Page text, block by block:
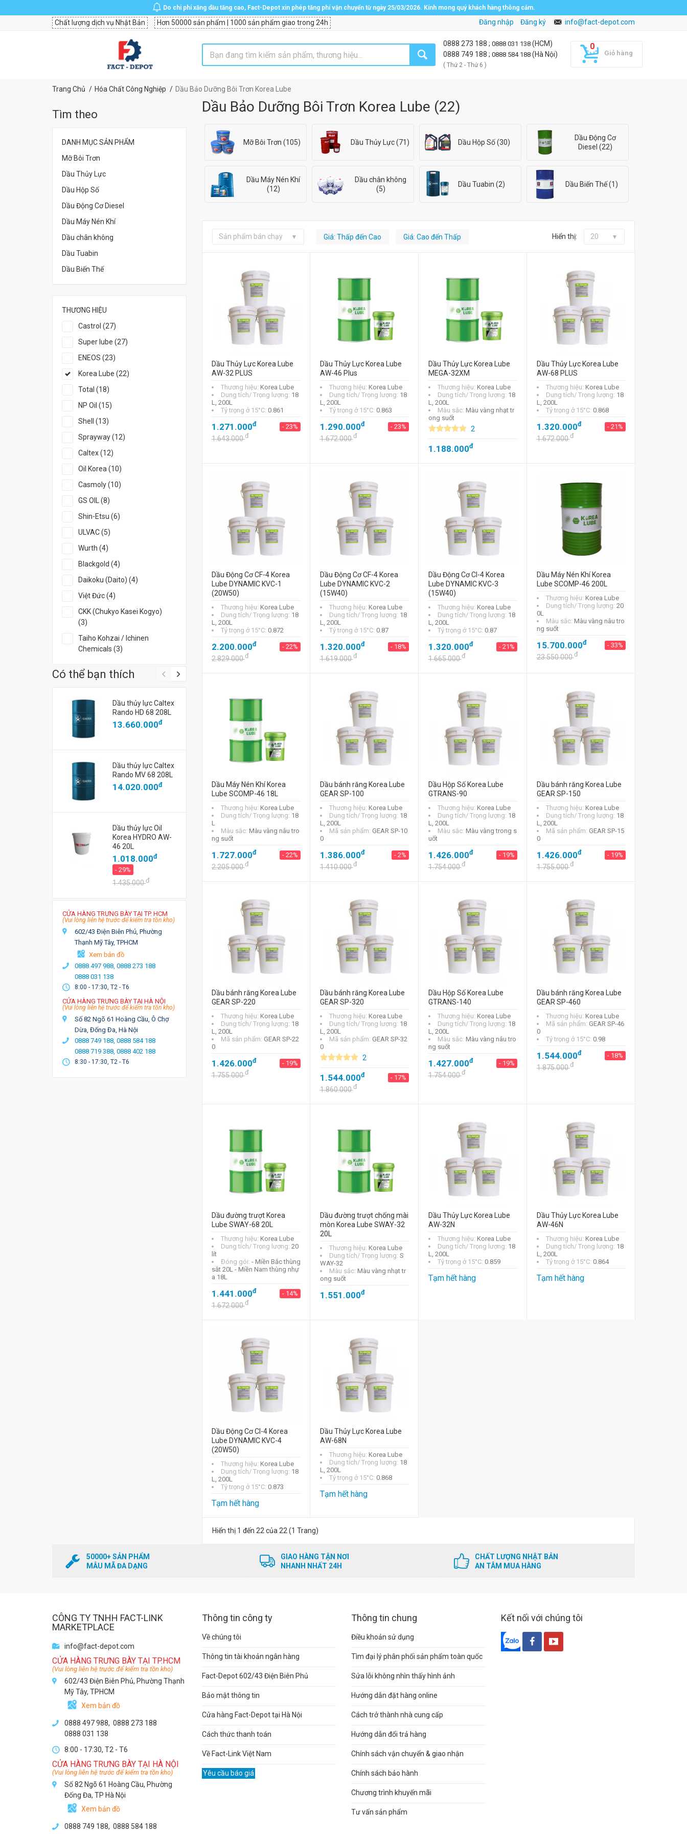
Do chi phí xăng dầu tăng cao, Fact-Depot xin phép tăng phí vận chuyển từ ngày 25/03/2026. Kính mong quý khách hàng thông cảm.
Chất lượng dịch vụ Nhật Bản Hơn 50000 sản phẩm | 1000 sản phẩm giao trong 24h Đăng nhập Đăng ký info@fact-depot.com
Giỏ hàng
0888 273 188 ; 0888 031 138 (HCM)
0888 749 188 ; 0888 584 188 (Hà Nội)
( Thứ 2 - Thứ 6 )
Trang Chủ Hóa Chất Công Nghiệp Dầu Bảo Dưỡng Bôi Trơn Korea Lube
Tìm theo
DANH MỤC SẢN PHẨM
Mỡ Bôi Trơn
Dầu Thủy Lực
Dầu Hộp Số
Dầu Động Cơ Diesel
Dầu Máy Nén Khí
Dầu chân không
Dầu Tuabin
Dầu Biến Thế
THƯƠNG HIỆU
Castrol (27)
Super lube (27)
ENEOS (23)
Korea Lube (22)
Total (18)
NP Oil (15)
Shell (13)
Sprayway (12)
Caltex (12)
Oil Korea (10)
Casmoly (10)
GS OIL (8)
Shin-Etsu (6)
ULVAC (5)
Wurth (4)
Blackgold (4)
Daikoku (Daito) (4)
Việt Đức (4)
CKK (Chukyo Kasei Kogyo)
(3)
Taiho Kohzai / Ichinen
Chemicals (3)
Có thể bạn thích
Dầu thủy lực Caltex
Rando HD 68 208L
13.660.000đ
Dầu thủy lực Caltex
Rando MV 68 208L
14.020.000đ
Dầu thủy lực Oil
Korea HYDRO AW-
46 20L
1.018.000đ
- 29%
1.435.000đ
68 20L
1.073.000
- 29%
1.505.000đ
Dầu thủy lực Oil
Korea HYDRO AW-
46(HV) 20L
1.086.000đ
- 24%
CỬA HÀNG TRƯNG BÀY TẠI TP. HCM
(Vui lòng liên hệ trước để kiểm tra tồn kho)
602/43 Điện Biên Phủ, Phường
Thạnh Mỹ Tây, TPHCM
Xem bản đồ
0888 497 988, 0888 273 188
0888 031 138
8:00 - 17:30, T2 - T6
CỬA HÀNG TRƯNG BÀY TẠI HÀ NỘI
(Vui lòng liên hệ trước để kiểm tra tồn kho)
Số 82 Ngõ 61 Hoàng Cầu, Ô Chợ
Dừa, Đống Đa, Hà Nội
0888 749 188, 0888 584 188
0888 719 388, 0888 402 188
8:30 - 17:30, T2 - T6
Dầu Bảo Dưỡng Bôi Trơn Korea Lube (22)
Mỡ Bôi Trơn (105) Dầu Thủy Lực (71) Dầu Hộp Số (30)
Dầu Động Cơ
Diesel (22)
Dầu Máy Nén Khí
(12)
Dầu chân không
(5)
Dầu Tuabin (2) Dầu Biến Thế (1)
Hiển thị: 20
Sản phẩm bán chạy Giá: Thấp đến Cao Giá: Cao đến Thấp
Dầu Thủy Lực Korea Lube
AW-32 PLUS
Thương hiệu: Korea Lube
Dung tích/ Trọng lượng: 18
L, 200L
Tỷ trọng ở 15°C: 0.861
1.271.000đ - 23%
1.643.000đ
Dầu Thủy Lực Korea Lube
AW-46 Plus
Thương hiệu: Korea Lube
Dung tích/ Trọng lượng: 18
L, 200L
Tỷ trọng ở 15°C: 0.863
1.290.000đ - 23%
1.672.000đ
Dầu Thủy Lực Korea Lube
MEGA-32XM
Thương hiệu: Korea Lube
Dung tích/ Trọng lượng: 18
L, 200L
Màu sắc: Màu vàng nhạt tr
ong suốt
2
1.188.000đ
Dầu Thủy Lực Korea Lube
AW-68 PLUS
Thương hiệu: Korea Lube
Dung tích/ Trọng lượng: 18
L, 200L
Tỷ trọng ở 15°C: 0.868
1.320.000đ - 21%
1.672.000đ
Dầu Động Cơ CF-4 Korea
Lube DYNAMIC KVC-1
(20W50)
Thương hiệu: Korea Lube
Dung tích/ Trọng lượng: 18
L, 200L
Tỷ trọng ở 15°C: 0.872
2.200.000đ - 22%
2.829.000đ
Dầu Động Cơ CF-4 Korea
Lube DYNAMIC KVC-2
(15W40)
Thương hiệu: Korea Lube
Dung tích/ Trọng lượng: 18
L, 200L
Tỷ trọng ở 15°C: 0.87
1.320.000đ - 18%
1.619.000đ
Dầu Động Cơ CI-4 Korea
Lube DYNAMIC KVC-3
(15W40)
Thương hiệu: Korea Lube
Dung tích/ Trọng lượng: 18
L, 200L
Tỷ trọng ở 15°C: 0.87
1.320.000đ - 21%
1.665.000đ
Dầu Máy Nén Khí Korea
Lube SCOMP-46 200L
Thương hiệu: Korea Lube
Dung tích/ Trọng lượng: 20
0L
Màu sắc: Màu vàng nâu tro
ng suốt
15.700.000đ - 33%
23.550.000đ
Dầu Máy Nén Khí Korea
Lube SCOMP-46 18L
Thương hiệu: Korea Lube
Dung tích/ Trọng lượng: 18
L
Màu sắc: Màu vàng nâu tro
ng suốt
1.727.000đ - 22%
2.205.000đ
Dầu bánh răng Korea Lube
GEAR SP-100
Thương hiệu: Korea Lube
Dung tích/ Trọng lượng: 18
L, 200L
Mã sản phẩm: GEAR SP-10
0
1.386.000đ - 2%
1.410.000đ
Dầu Hộp Số Korea Lube
GTRANS-90
Thương hiệu: Korea Lube
Dung tích/ Trọng lượng: 18
L, 200L
Màu sắc: Màu vàng trong s
uốt
1.426.000đ - 19%
1.754.000đ
Dầu bánh răng Korea Lube
GEAR SP-150
Thương hiệu: Korea Lube
Dung tích/ Trọng lượng: 18
L, 200L
Mã sản phẩm: GEAR SP-15
0
1.426.000đ - 19%
1.755.000đ
Dầu bánh răng Korea Lube
GEAR SP-220
Thương hiệu: Korea Lube
Dung tích/ Trọng lượng: 18
L, 200L
Mã sản phẩm: GEAR SP-22
0
1.426.000đ - 19%
1.755.000đ
Dầu bánh răng Korea Lube
GEAR SP-320
Thương hiệu: Korea Lube
Dung tích/ Trọng lượng: 18
L, 200L
Mã sản phẩm: GEAR SP-32
0
2
1.544.000đ - 17%
1.860.000đ
Dầu Hộp Số Korea Lube
GTRANS-140
Thương hiệu: Korea Lube
Dung tích/ Trọng lượng: 18
L, 200L
Màu sắc: Màu vàng nâu tro
ng suốt
1.427.000đ - 19%
1.754.000đ
Dầu bánh răng Korea Lube
GEAR SP-460
Thương hiệu: Korea Lube
Mã sản phẩm: GEAR SP-46
0
Tỷ trọng ở 15°C: 0.98
1.544.000đ - 18%
1.875.000đ
Dầu đường trượt Korea
Lube SWAY-68 20L
Thương hiệu: Korea Lube
Dung tích/ Trọng lượng: 20
lít
Đóng gói: - Miền Bắc thùng
sắt 20L - Miền Nam thùng nhự
a 18L
1.441.000đ - 14%
1.672.000đ
Dầu đường trượt chống mài
mòn Korea Lube SWAY-32
20L
Thương hiệu: Korea Lube
Dung tích/ Trọng lượng: S
WAY-32
Màu sắc: Màu vàng nhạt tr
ong suốt
1.551.000đ
Dầu Thủy Lực Korea Lube
AW-32N
Thương hiệu: Korea Lube
Dung tích/ Trọng lượng: 18
L, 200L
Tỷ trọng ở 15°C: 0.859
Tạm hết hàng
Dầu Thủy Lực Korea Lube
AW-46N
Thương hiệu: Korea Lube
Dung tích/ Trọng lượng: 18
L, 200L
Tỷ trọng ở 15°C: 0.864
Tạm hết hàng
Dầu Động Cơ CI-4 Korea
Lube DYNAMIC KVC-4
(20W50)
Thương hiệu: Korea Lube
Dung tích/ Trọng lượng: 18
L, 200L
Tỷ trọng ở 15°C: 0.873
Tạm hết hàng
Dầu Thủy Lực Korea Lube
AW-68N
Thương hiệu: Korea Lube
Dung tích/ Trọng lượng: 18
L, 200L
Tỷ trọng ở 15°C: 0.868
Tạm hết hàng
Hiển thị 1 đến 22 của 22 (1 Trang)
50000+ SẢN PHẨM
MẪU MÃ ĐA DẠNG
GIAO HÀNG TẬN NƠI
NHANH NHẤT 24H
CHẤT LƯỢNG NHẬT BẢN
AN TÂM MUA HÀNG
CÔNG TY TNHH FACT-LINK
MARKETPLACE
info@fact-depot.com
CỬA HÀNG TRƯNG BÀY TẠI TP.HCM
(Vui lòng liên hệ trước để kiểm tra tồn kho)
602/43 Điện Biên Phủ, Phường Thạnh
Mỹ Tây, TPHCM
Xem bản đồ
0888 497 988, 0888 273 188
0888 031 138
8:00 - 17:30, T2 - T6
CỬA HÀNG TRƯNG BÀY TẠI HÀ NỘI
(Vui lòng liên hệ trước để kiểm tra tồn kho)
Số 82 Ngõ 61 Hoàng Cầu, Phường
Đống Đa, TP Hà Nội
Xem bản đồ
0888 749 188, 0888 584 188
Thông tin công ty
Về chúng tôi
Thông tin tài khoản ngân hàng
Fact-Depot 602/43 Điện Biên Phủ
Bảo mật thông tin
Cửa hàng Fact-Depot tại Hà Nội
Cách thức thanh toán
Về Fact-Link Việt Nam
Yêu cầu báo giá
Thông tin chung
Điều khoản sử dụng
Tìm đại lý phân phối sản phẩm toàn quốc
Sửa lỗi không nhìn thấy hình ảnh
Hướng dẫn đặt hàng online
Cách trở thành nhà cung cấp
Hướng dẫn đổi trả hàng
Chính sách vận chuyển & giao nhận
Chính sách bảo hành
Chương trình khuyến mãi
Tư vấn sản phẩm
Kết nối với chúng tôi